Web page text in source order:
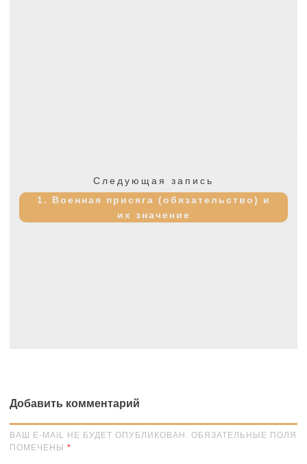
Следующая запись
запись:
1. Военная присяга (обязательство) и
их значение
Добавить комментарий
ВАШ E-MAIL НЕ БУДЕТ ОПУБЛИКОВАН. ОБЯЗАТЕЛЬНЫЕ ПОЛЯ
ПОМЕЧЕНЫ *